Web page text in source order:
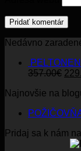
Nedávno
357.00€
Najnovšie na
Pridaj sa k nám